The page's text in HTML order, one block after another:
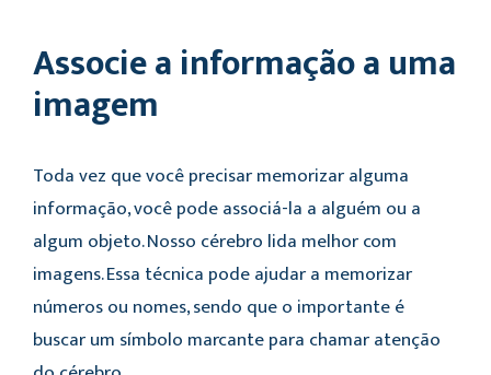
Associe a informação a uma
imagem
Toda vez que você precisar memorizar alguma
informação, você pode associá-la a alguém ou a
algum objeto. Nosso cérebro lida melhor com
imagens. Essa técnica pode ajudar a memorizar
números ou nomes, sendo que o importante é
buscar um símbolo marcante para chamar atenção